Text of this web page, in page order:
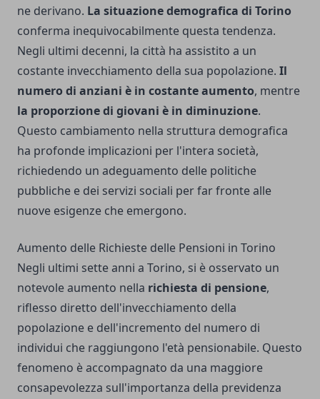
ne derivano. La situazione demografica di Torino
conferma inequivocabilmente questa tendenza.
Negli ultimi decenni, la città ha assistito a un
costante invecchiamento della sua popolazione. Il
numero di anziani è in costante aumento, mentre
la proporzione di giovani è in diminuzione.
Questo cambiamento nella struttura demografica
ha profonde implicazioni per l'intera società,
richiedendo un adeguamento delle politiche
pubbliche e dei servizi sociali per far fronte alle
nuove esigenze che emergono.
Aumento delle Richieste delle Pensioni in Torino
Negli ultimi sette anni a Torino, si è osservato un
notevole aumento nella richiesta di pensione,
riflesso diretto dell'invecchiamento della
popolazione e dell'incremento del numero di
individui che raggiungono l'età pensionabile. Questo
fenomeno è accompagnato da una maggiore
consapevolezza sull'importanza della previdenza